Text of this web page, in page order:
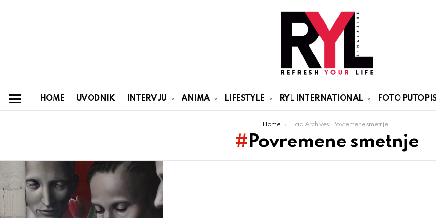
HOME UVODNIK INTERVJU ANIMA LIFESTYLE RYL INTERNATIONAL FOTO PUTOPISI
Home Tag Archives: Povremene smet­nje
Povremene smet­nje
Latest
stories